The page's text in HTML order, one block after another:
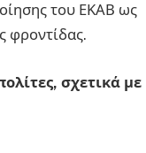
του ΕΚΑΒ ως
φροντίδας.
σχετικά με